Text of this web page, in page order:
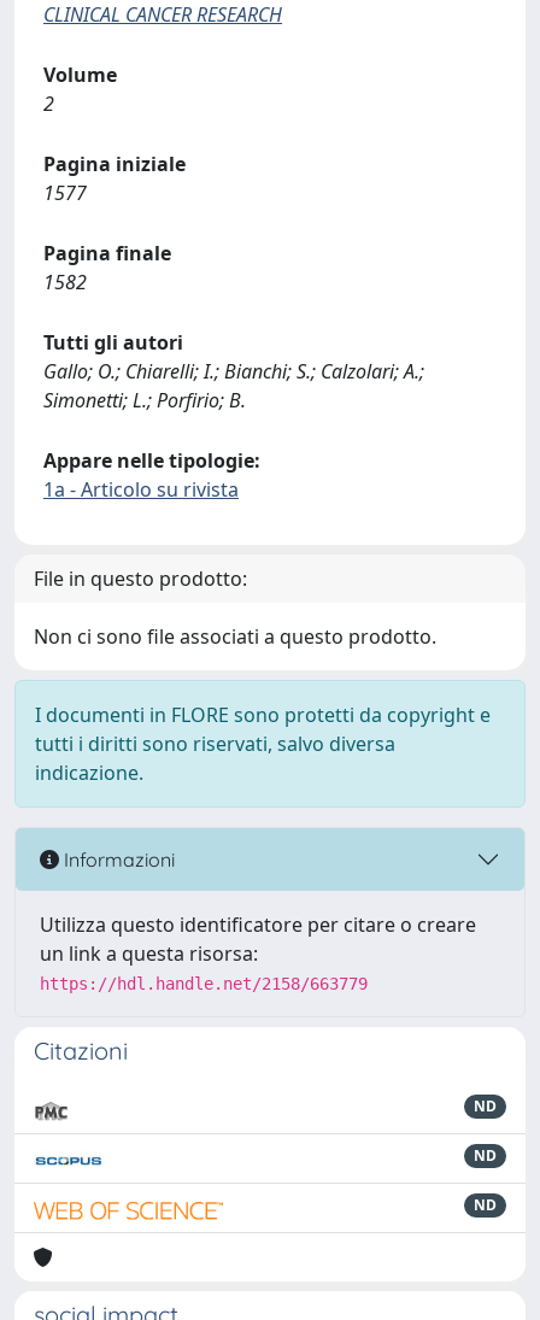
CLINICAL CANCER RESEARCH
Volume
2
Pagina iniziale
1577
Pagina finale
1582
Tutti gli autori
Gallo; O.; Chiarelli; I.; Bianchi; S.; Calzolari; A.;
Simonetti; L.; Porfirio; B.
Appare nelle tipologie:
1a - Articolo su rivista
File in questo prodotto:
Non ci sono file associati a questo prodotto.
I documenti in FLORE sono protetti da copyright e
tutti i diritti sono riservati, salvo diversa
indicazione.
Informazioni
Utilizza questo identificatore per citare o creare
un link a questa risorsa:
https://hdl.handle.net/2158/663779
Citazioni
ND
ND
ND